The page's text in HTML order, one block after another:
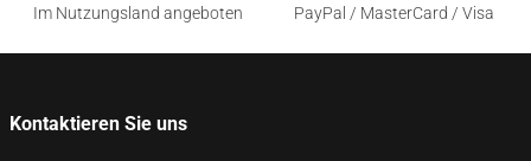
Im Nutzungsland angeboten
PayPal / MasterCard / Visa
Kontaktieren Sie uns